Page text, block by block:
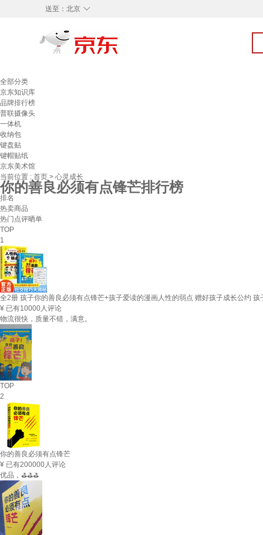
◇
送至： 北京
全部分类
京东知识库
品牌排行榜
普联摄像头
一体机
收纳包
键盘贴
键帽贴纸
京东美术馆
当前位置 : 首页 > 心灵成长
你的善良必须有点锋芒排行榜
排名
热卖商品
热门点评晒单
TOP
1
全2册 孩子你的善良必须有点锋芒+孩子爱读的漫画人性的弱点 赠好孩子成长公约 孩
¥ 已有10000人评论
物流很快，质量不错，满意。
TOP
2
你的善良必须有点锋芒
¥ 已有200000人评论
优品，⛳⛳⛳